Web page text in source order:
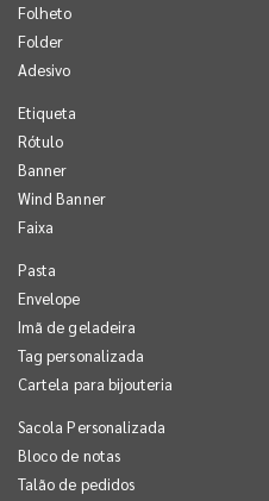
Folheto
Folder
Adesivo
Etiqueta
Rótulo
Banner
Wind Banner
Faixa
Pasta
Envelope
Imã de geladeira
Tag personalizada
Cartela para bijouteria
Sacola Personalizada
Bloco de notas
Talão de pedidos